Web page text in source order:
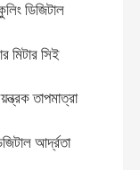
ডিজিটাল
মিটার সিই
তাপমাত্রা
আর্দ্রতা